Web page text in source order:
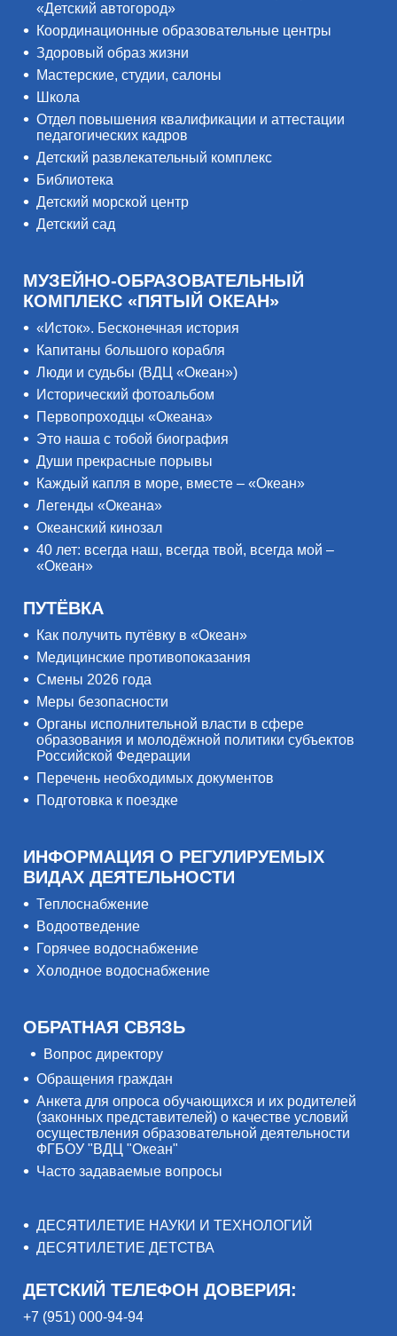
«Детский автогород»
Координационные образовательные центры
Здоровый образ жизни
Мастерские, студии, салоны
Школа
Отдел повышения квалификации и аттестации
педагогических кадров
Детский развлекательный комплекс
Библиотека
Детский морской центр
Детский сад
МУЗЕЙНО-ОБРАЗОВАТЕЛЬНЫЙ
КОМПЛЕКС «ПЯТЫЙ ОКЕАН»
«Исток». Бесконечная история
Капитаны большого корабля
Люди и судьбы (ВДЦ «Океан»)
Исторический фотоальбом
Первопроходцы «Океана»
Это наша с тобой биография
Души прекрасные порывы
Каждый капля в море, вместе – «Океан»
Легенды «Океана»
Океанский кинозал
40 лет: всегда наш, всегда твой, всегда мой –
«Океан»
ПУТЁВКА
Как получить путёвку в «Океан»
Медицинские противопоказания
Смены 2026 года
Меры безопасности
Органы исполнительной власти в сфере
образования и молодёжной политики субъектов
Российской Федерации
Перечень необходимых документов
Подготовка к поездке
ИНФОРМАЦИЯ О РЕГУЛИРУЕМЫХ
ВИДАХ ДЕЯТЕЛЬНОСТИ
Теплоснабжение
Водоотведение
Горячее водоснабжение
Холодное водоснабжение
ОБРАТНАЯ СВЯЗЬ
Вопрос директору
Обращения граждан
Анкета для опроса обучающихся и их родителей
(законных представителей) о качестве условий
осуществления образовательной деятельности
ФГБОУ "ВДЦ "Океан"
Часто задаваемые вопросы
ДЕСЯТИЛЕТИЕ НАУКИ И ТЕХНОЛОГИЙ
ДЕСЯТИЛЕТИЕ ДЕТСТВА
ДЕТСКИЙ ТЕЛЕФОН ДОВЕРИЯ:
+7 (951) 000-94-94